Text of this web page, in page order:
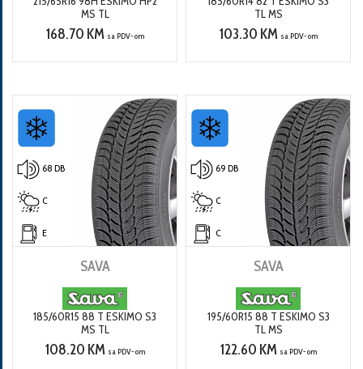
MS TL
168.70 KM sa PDV-om
TL MS
103.30 KM sa PDV-om
68 DB
C
E
SAVA
185/60R15 88 T ESKIMO S3
MS TL
108.20 KM sa PDV-om
69 DB
C
C
SAVA
195/60R15 88 T ESKIMO S3
TL MS
122.60 KM sa PDV-om